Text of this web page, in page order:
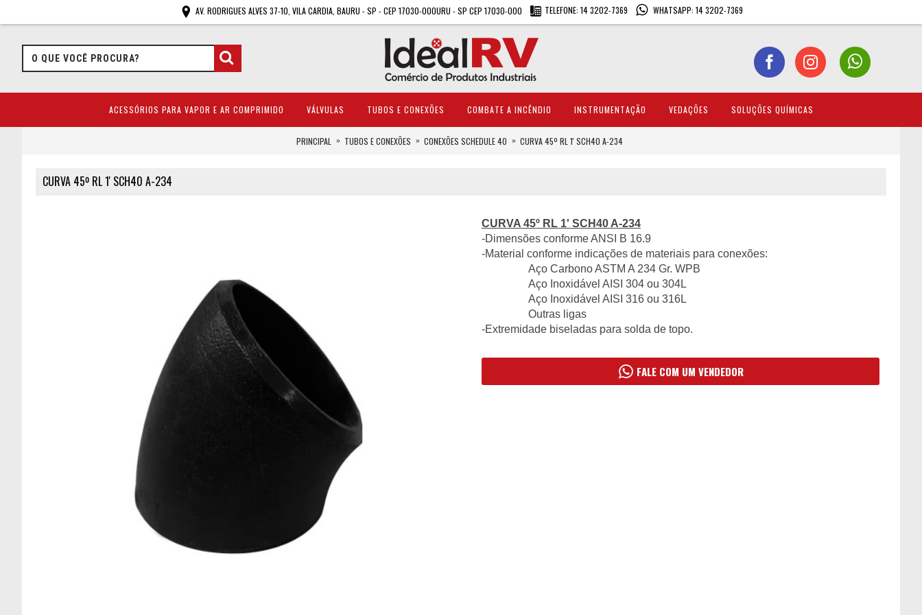
AV. RODRIGUES ALVES 37-10, VILA CARDIA, BAURU - SP - CEP 17030-000URU - SP CEP 17030-000 TELEFONE: 14 3202-7369 WHATSAPP: 14 3202-7369
ACESSÓRIOS PARA VAPOR E AR COMPRIMIDO VÁLVULAS TUBOS E CONEXÕES COMBATE A INCÊNDIO INSTRUMENTAÇÃO VEDAÇÕES SOLUÇÕES QUÍMICAS
PRINCIPAL TUBOS E CONEXÕES CONEXÕES SCHEDULE 40 CURVA 45º RL 1' SCH40 A-234
CURVA 45º RL 1' SCH40 A-234
CURVA 45º RL 1' SCH40 A-234
-Dimensões conforme ANSI B 16.9
-Material conforme indicações de materiais para conexões:
Aço Carbono ASTM A 234 Gr. WPB
Aço Inoxidável AISI 304 ou 304L
Aço Inoxidável AISI 316 ou 316L
Outras ligas
-Extremidade biseladas para solda de topo.
FALE COM UM VENDEDOR